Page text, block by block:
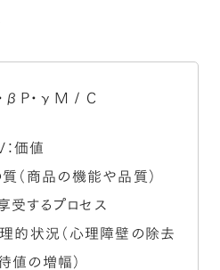
βP・γM / C
：価値
（商品の機能や品質）
受するプロセス
的状況（心理障壁の除去
値の増幅）